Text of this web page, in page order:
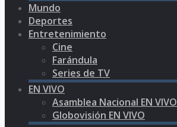
Mundo
Deportes
Entretenimiento
Cine
Farándula
Series de TV
EN VIVO
Asamblea Nacional EN VIVO
Globovisión EN VIVO